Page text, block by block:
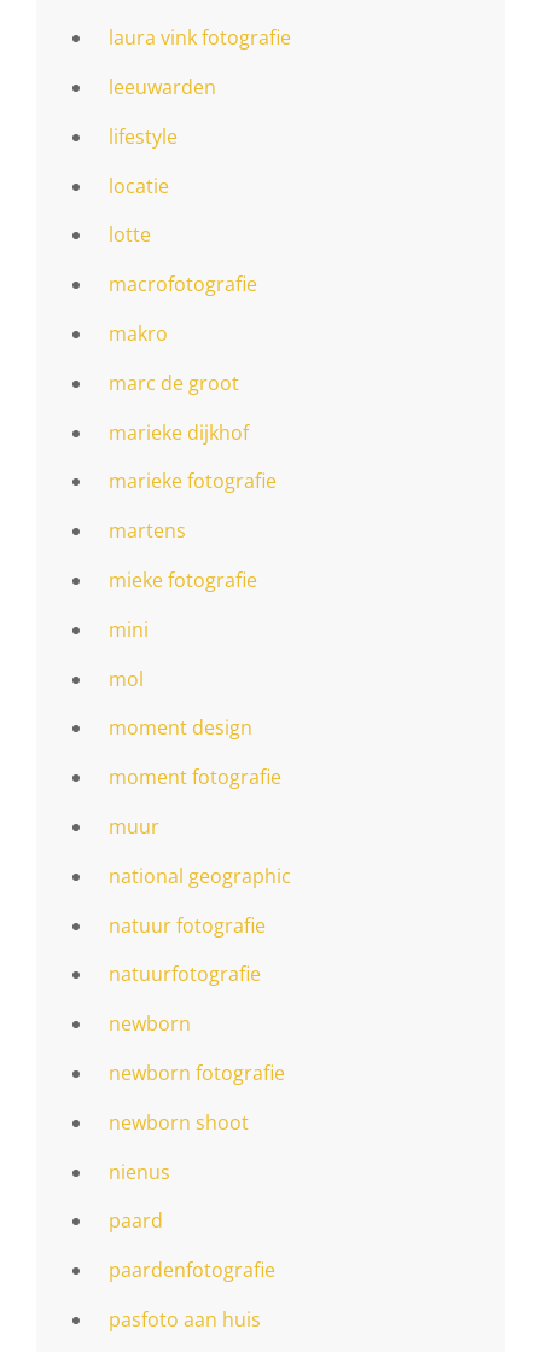
laura vink fotografie
leeuwarden
lifestyle
locatie
lotte
macrofotografie
makro
marc de groot
marieke dijkhof
marieke fotografie
martens
mieke fotografie
mini
mol
moment design
moment fotografie
muur
national geographic
natuur fotografie
natuurfotografie
newborn
newborn fotografie
newborn shoot
nienus
paard
paardenfotografie
pasfoto aan huis